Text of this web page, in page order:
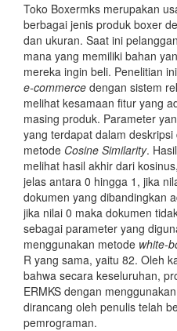
Toko Boxermks merupakan
berbagai jenis produk boxer
dan ukuran. Saat ini
mana yang memiliki bahan
mereka ingin beli. Penelitian
e-commerce dengan sistem
melihat kesamaan fitur yang
masing produk. Parameter
yang terdapat dalam
metode Cosine Similarity.
melihat hasil akhir dari
jelas antara 0 hingga 1, jika
dokumen yang dibanding­kan
jika nilai 0 maka dokumen
sebagai parameter yang
menggunakan metode white-
R yang sama, yaitu 82. Oleh
bahwa secara keseluruhan,
ERMKS dengan
dirancang oleh penu­lis telah
pemrograman.